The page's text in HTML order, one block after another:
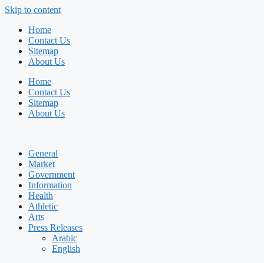
Skip to content
Home
Contact Us
Sitemap
About Us
Home
Contact Us
Sitemap
About Us
General
Market
Government
Information
Health
Athletic
Arts
Press Releases
Arabic
English